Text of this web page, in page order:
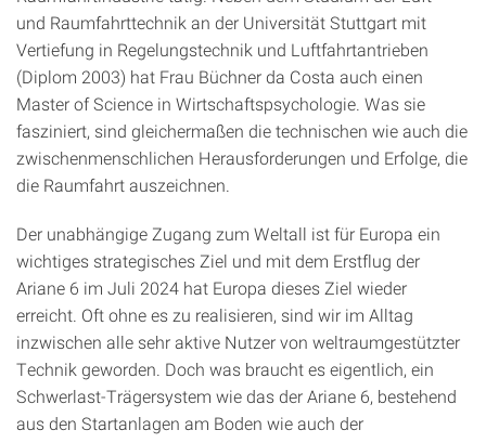
und Raumfahrttechnik an der Universität Stuttgart mit
Vertiefung in Regelungstechnik und Luftfahrtantrieben
(Diplom 2003) hat Frau Büchner da Costa auch einen
Master of Science in Wirtschaftspsychologie. Was sie
fasziniert, sind gleichermaßen die technischen wie auch die
zwischenmenschlichen Herausforderungen und Erfolge, die
die Raumfahrt auszeichnen.
Der unabhängige Zugang zum Weltall ist für Europa ein
wichtiges strategisches Ziel und mit dem Erstflug der
Ariane 6 im Juli 2024 hat Europa dieses Ziel wieder
erreicht. Oft ohne es zu realisieren, sind wir im Alltag
inzwischen alle sehr aktive Nutzer von weltraumgestützter
Technik geworden. Doch was braucht es eigentlich, ein
Schwerlast-Trägersystem wie das der Ariane 6, bestehend
aus den Startanlagen am Boden wie auch der